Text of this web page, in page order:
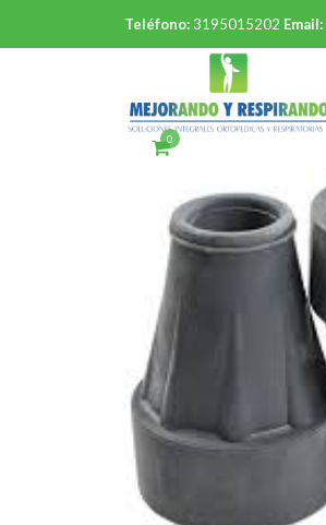
Teléfono: 3195015202 Email:
0